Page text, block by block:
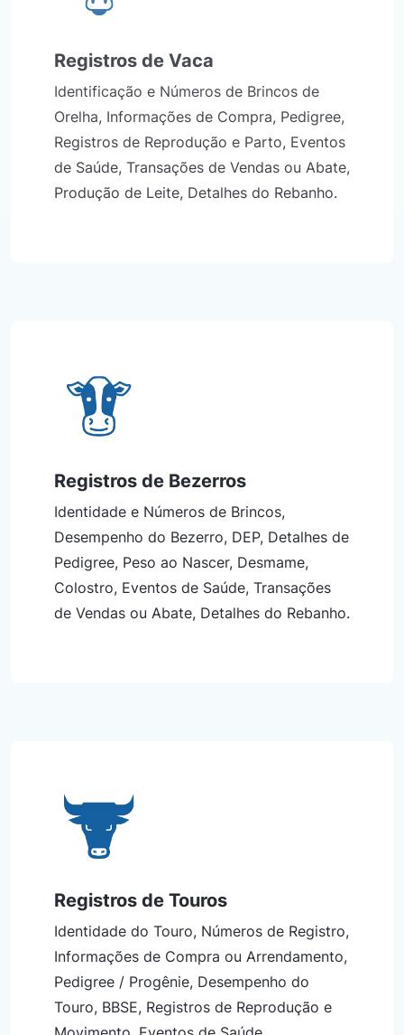
Registros de Vaca
Identificação e Números de Brincos de
Orelha, Informações de Compra, Pedigree,
Registros de Reprodução e Parto, Eventos
de Saúde, Transações de Vendas ou Abate,
Produção de Leite, Detalhes do Rebanho.
Registros de Bezerros
Identidade e Números de Brincos,
Desempenho do Bezerro, DEP, Detalhes de
Pedigree, Peso ao Nascer, Desmame,
Colostro, Eventos de Saúde, Transações
de Vendas ou Abate, Detalhes do Rebanho.
Registros de Touros
Identidade do Touro, Números de Registro,
Informações de Compra ou Arrendamento,
Pedigree / Progênie, Desempenho do
Touro, BBSE, Registros de Reprodução e